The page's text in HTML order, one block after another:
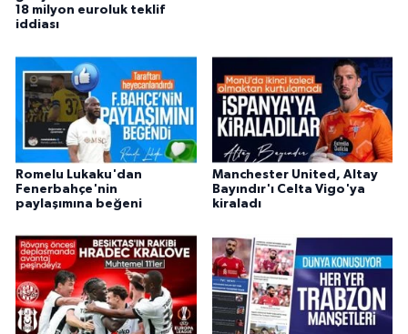
18 milyon euroluk teklif
iddiası
Romelu Lukaku'dan
Fenerbahçe'nin
paylaşımına beğeni
Manchester United, Altay
Bayındır'ı Celta Vigo'ya
kiraladı